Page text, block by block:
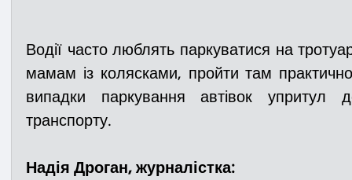
Водії часто люблять паркуватися на
мамам із колясками, пройти там
випадки паркування автівок упритул
транспорту.
Надія Дроган,